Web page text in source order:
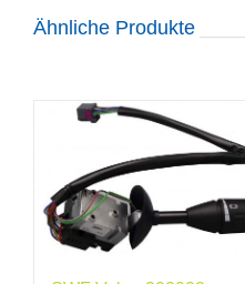
Ähnliche Produkte